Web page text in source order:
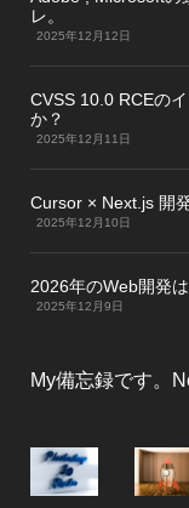
レ。
2025年12月12日
CVSS 10.0 RCEの
か？
2025年12月11日
Cursor × Next.js 開
2025年12月10日
2026年のWeb開発
2025年12月9日
My備忘録です。